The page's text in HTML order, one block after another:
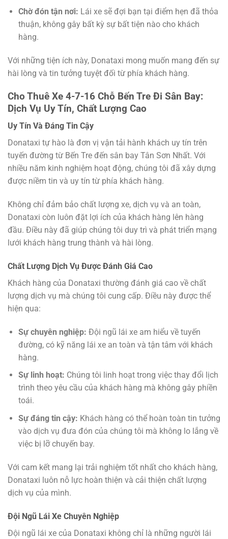
Chờ đón tận nơi: Lái xe sẽ đợi bạn tại điểm hẹn đã thỏa
thuận, không gây bất kỳ sự bất tiện nào cho khách
hàng.
Với những tiện ích này, Donataxi mong muốn mang đến sự
hài lòng và tin tưởng tuyệt đối từ phía khách hàng.
Cho Thuê Xe 4-7-16 Chỗ Bến Tre Đi Sân Bay:
Dịch Vụ Uy Tín, Chất Lượng Cao
Uy Tín Và Đáng Tin Cậy
Donataxi tự hào là đơn vị vận tải hành khách uy tín trên
tuyến đường từ Bến Tre đến sân bay Tân Sơn Nhất. Với
nhiều năm kinh nghiệm hoạt động, chúng tôi đã xây dựng
được niềm tin và uy tín từ phía khách hàng.
Không chỉ đảm bảo chất lượng xe, dịch vụ và an toàn,
Donataxi còn luôn đặt lợi ích của khách hàng lên hàng
đầu. Điều này đã giúp chúng tôi duy trì và phát triển mạng
lưới khách hàng trung thành và hài lòng.
Chất Lượng Dịch Vụ Được Đánh Giá Cao
Khách hàng của Donataxi thường đánh giá cao về chất
lượng dịch vụ mà chúng tôi cung cấp. Điều này được thể
hiện qua:
Sự chuyên nghiệp: Đội ngũ lái xe am hiểu về tuyến
đường, có kỹ năng lái xe an toàn và tận tâm với khách
hàng.
Sự linh hoạt: Chúng tôi linh hoạt trong việc thay đổi lịch
trình theo yêu cầu của khách hàng mà không gây phiền
toái.
Sự đáng tin cậy: Khách hàng có thể hoàn toàn tin tưởng
vào dịch vụ đưa đón của chúng tôi mà không lo lắng về
việc bị lỡ chuyến bay.
Với cam kết mang lại trải nghiệm tốt nhất cho khách hàng,
Donataxi luôn nỗ lực hoàn thiện và cải thiện chất lượng
dịch vụ của mình.
Đội Ngũ Lái Xe Chuyên Nghiệp
Đội ngũ lái xe của Donataxi không chỉ là những người lái